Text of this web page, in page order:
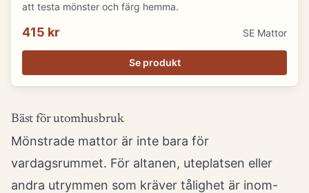
att testa mönster och färg hemma.
415 kr SE Mattor
Se produkt
Bäst för utomhusbruk
Mönstrade mattor är inte bara för
vardagsrummet. För altanen, uteplatsen eller
andra utrymmen som kräver tålighet är inom-